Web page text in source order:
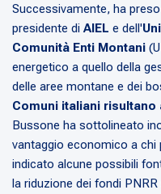
Successivamente, ha
presidente di AIEL e dell'
Comunità Enti Montani
energetico a quello della
delle aree montane e dei
Comuni italiani
Bussone ha sottolineato
vantaggio economico a chi
indicato alcune possibili
la riduzione dei fondi